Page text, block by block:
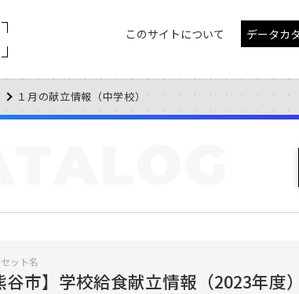
このサイトについて データカ
１月の献立情報（中学校）
ット名
谷市】学校給食献立情報（2023年度）